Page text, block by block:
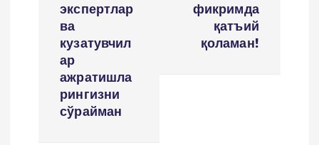
экспертлар
ва
кузатувчил
ар
ажратишла
рингизни
сўрайман
фикримда
қатъий
қоламан!